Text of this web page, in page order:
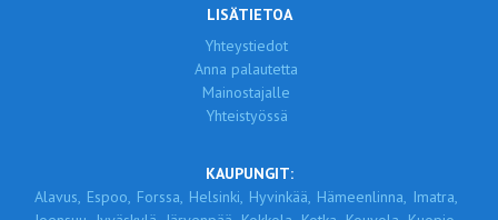
LISÄTIETOA
Yhteystiedot
Anna palautetta
Mainostajalle
Yhteistyössä
KAUPUNGIT:
Alavus, Espoo, Forssa, Helsinki, Hyvinkää, Hämeenlinna, Imatra,